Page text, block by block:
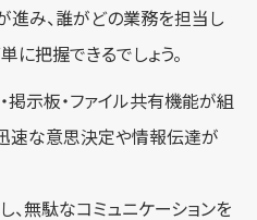
進み、誰がどの業務を担当し
に把握できるでしょう。
掲示板・ファイル共有機能が組
速な意思決定や情報伝達が
、無駄なコミュニケーションを